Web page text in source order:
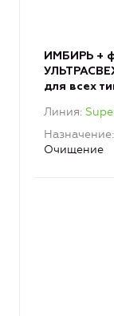
ИМБИРЬ +
для всех
Линия
Назначение
Очищение